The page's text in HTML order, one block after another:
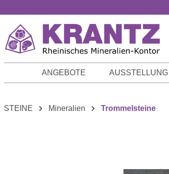
ANGEBOTE AUSSTELLUNG
STEINE Mineralien Trommelsteine